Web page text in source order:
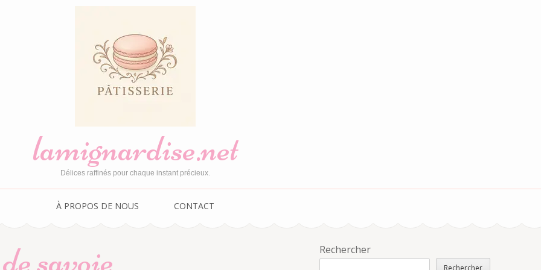
lamignardise.net
Délices raffinés pour chaque instant précieux.
À PROPOS DE NOUS CONTACT
savoie Rechercher